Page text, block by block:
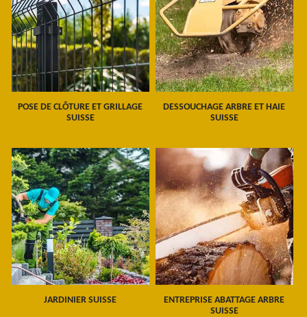
POSE DE CLÔTURE ET GRILLAGE
SUISSE
DESSOUCHAGE ARBRE ET HAIE
SUISSE
JARDINIER SUISSE
ENTREPRISE ABATTAGE ARBRE
SUISSE